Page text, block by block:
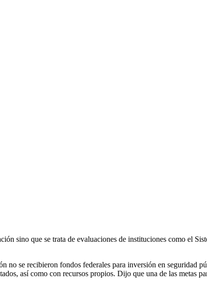
sino que se trata de evaluaciones de instituciones como el
no se recibieron fondos federales para inversión en seguridad
así como con recursos propios. Dijo que una de las metas